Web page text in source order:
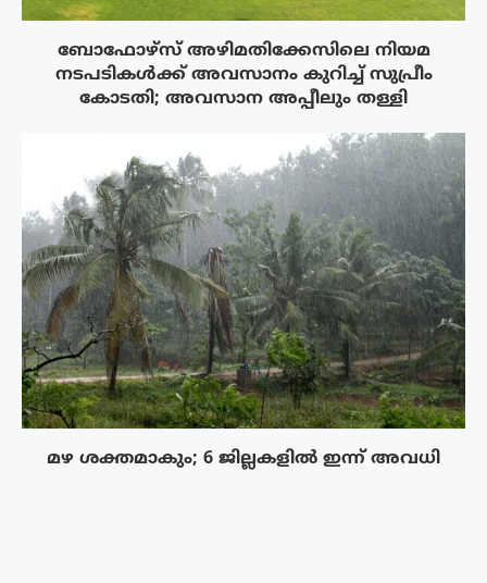
ബോഫോഴ്‌സ് അഴിമതിക്കേസിലെ നിയമ
നടപടികൾക്ക് അവസാനം കുറിച്ച് സുപ്രീം
കോടതി; അവസാന അപ്പീലും തള്ളി
മഴ ശക്തമാകും; 6 ജില്ലകളിൽ ഇന്ന് അവധി